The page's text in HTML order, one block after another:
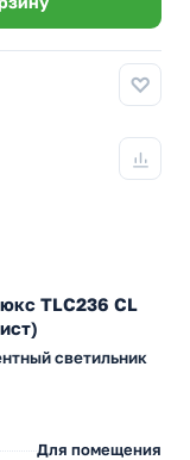
TLC236 CL
светильник
Для помещения